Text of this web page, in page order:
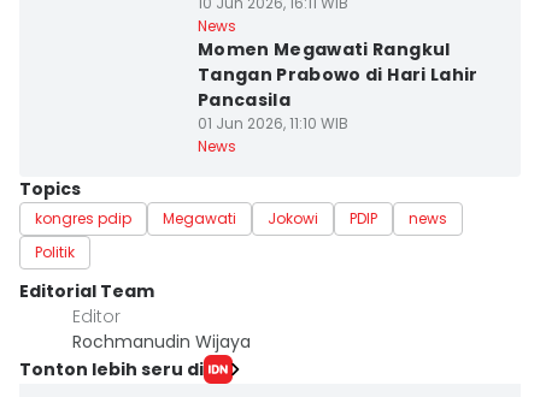
News
Momen Megawati Rangkul
Tangan Prabowo di Hari Lahir
Pancasila
01 Jun 2026, 11:10 WIB
News
Topics
kongres pdip Megawati Jokowi PDIP
news
Politik
Editorial Team
Editor
Rochmanudin Wijaya
Tonton lebih seru di